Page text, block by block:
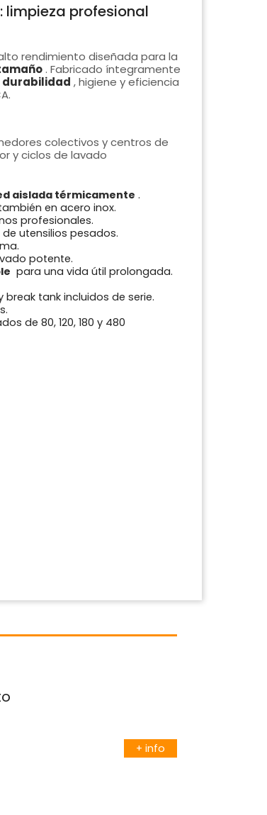
limpieza profesional
rendimiento diseñada para la
. Fabricado íntegramente
durabilidad , higiene y eficiencia
colectivos y centros de
y ciclos de lavado
aislada térmicamente .
en acero inox.
profesionales.
utensilios pesados.
potente.
para una vida útil prolongada.
tank incluidos de serie.
de 80, 120, 180 y 480
+ info